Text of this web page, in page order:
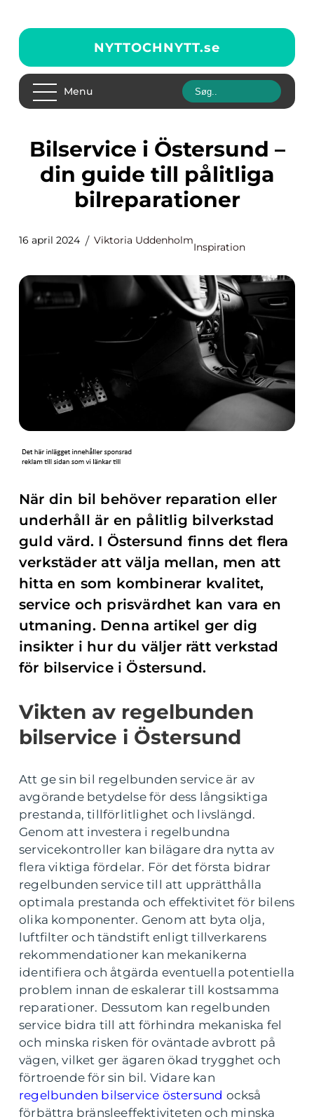
NYTTOCHNYTT.se
Menu
Bilservice i Östersund –
din guide till pålitliga
bilreparationer
16 april 2024 Viktoria Uddenholm
Inspiration
När din bil behöver reparation eller
underhåll är en pålitlig bilverkstad
guld värd. I Östersund finns det flera
verkstäder att välja mellan, men att
hitta en som kombinerar kvalitet,
service och prisvärdhet kan vara en
utmaning. Denna artikel ger dig
insikter i hur du väljer rätt verkstad
för bilservice i Östersund.
Vikten av regelbunden
bilservice i Östersund
Att ge sin bil regelbunden service är av
avgörande betydelse för dess långsiktiga
prestanda, tillförlitlighet och livslängd.
Genom att investera i regelbundna
servicekontroller kan bilägare dra nytta av
flera viktiga fördelar. För det första bidrar
regelbunden service till att upprätthålla
optimala prestanda och effektivitet för bilens
olika komponenter. Genom att byta olja,
luftfilter och tändstift enligt tillverkarens
rekommendationer kan mekanikerna
identifiera och åtgärda eventuella potentiella
problem innan de eskalerar till kostsamma
reparationer. Dessutom kan regelbunden
service bidra till att förhindra mekaniska fel
och minska risken för oväntade avbrott på
vägen, vilket ger ägaren ökad trygghet och
förtroende för sin bil. Vidare kan
regelbunden bilservice östersund också
förbättra bränsleeffektiviteten och minska